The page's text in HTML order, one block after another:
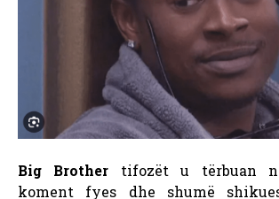
Big Brother tifozët u tërbuan
koment fyes dhe shumë